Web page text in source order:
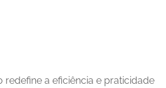
a eficiência e praticidade